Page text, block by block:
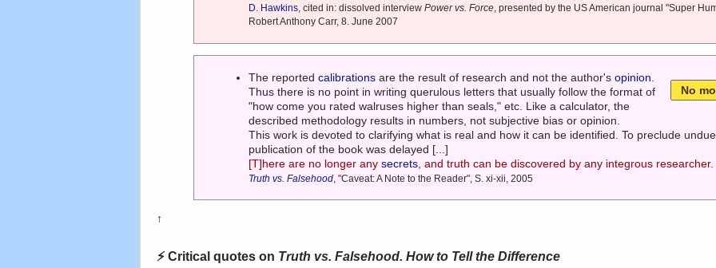
D. Hawkins, cited in: dissolved interviewPower vs. Force, presented by the US American journal "Super
Robert Anthony Carr, 8. June 2007
No
The reportedcalibrations are the result of research and not the author'sopinion
Thus there is no point in writing querulous letters that usually follow the format of
"how come you rated walruses higher than seals," etc. Like a calculator, the
described methodology results in numbers, not subjective bias or opinion.
This work is devoted to clarifying what is real and how it can be identified. To preclude
publication of the book was delayed [...]
[T]here are no longer anysecrets , and truth can be discovered by any integrous researcher.
Truth vs. Falsehood, "Caveat: A Note to the Reader", S. xi-xii, 2005
↑
⚡ Critical quotes on Truth vs. Falsehood. How to Tell the Difference